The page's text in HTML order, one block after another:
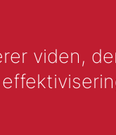
viden,